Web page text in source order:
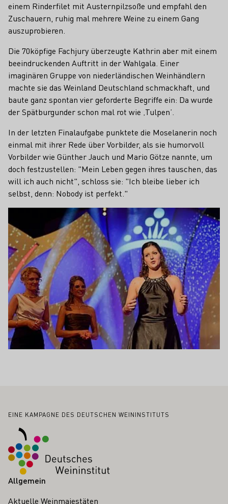
einem Rinderfilet mit Austernpilzsoße und empfahl den
Zuschauern, ruhig mal mehrere Weine zu einem Gang
auszuprobieren.
Die 70köpfige Fachjury überzeugte Kathrin aber mit einem
beeindruckenden Auftritt in der Wahlgala. Einer
imaginären Gruppe von niederländischen Weinhändlern
machte sie das Weinland Deutschland schmackhaft, und
baute ganz spontan vier geforderte Begriffe ein: Da wurde
der Spätburgunder schon mal rot wie ‚Tulpen’.
In der letzten Finalaufgabe punktete die Moselanerin noch
einmal mit ihrer Rede über Vorbilder, als sie humorvoll
Vorbilder wie Günther Jauch und Mario Götze nannte, um
doch festzustellen: "Mein Leben gegen ihres tauschen, das
will ich auch nicht", schloss sie: "Ich bleibe lieber ich
selbst, denn: Nobody ist perfekt."
Fußbereich
EINE KAMPAGNE DES DEUTSCHEN WEININSTITUTS
Allgemein
Aktuelle Weinmajestäten